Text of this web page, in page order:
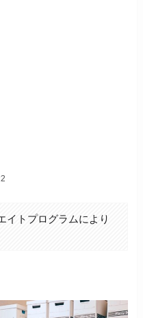
イトプログラムにより